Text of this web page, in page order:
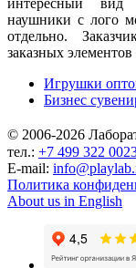
интересный вид
наушники с лого
отдельно.
заказных
Игрушки
Бизнес
© 2006-2026
тел.: +7 499 322
E-mail:
Политика
About us in English